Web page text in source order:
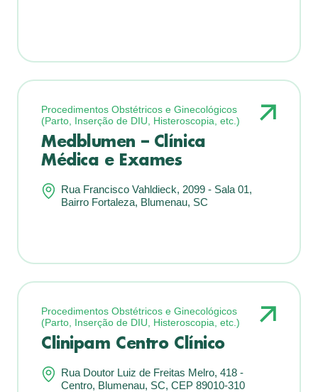
Procedimentos Obstétricos e Ginecológicos
(Parto, Inserção de DIU, Histeroscopia, etc.)
Medblumen – Clínica
Médica e Exames
Rua Francisco Vahldieck, 2099 - Sala 01,
Bairro Fortaleza, Blumenau, SC
Procedimentos Obstétricos e Ginecológicos
(Parto, Inserção de DIU, Histeroscopia, etc.)
Clinipam Centro Clínico
Rua Doutor Luiz de Freitas Melro, 418 -
Centro, Blumenau, SC, CEP 89010-310